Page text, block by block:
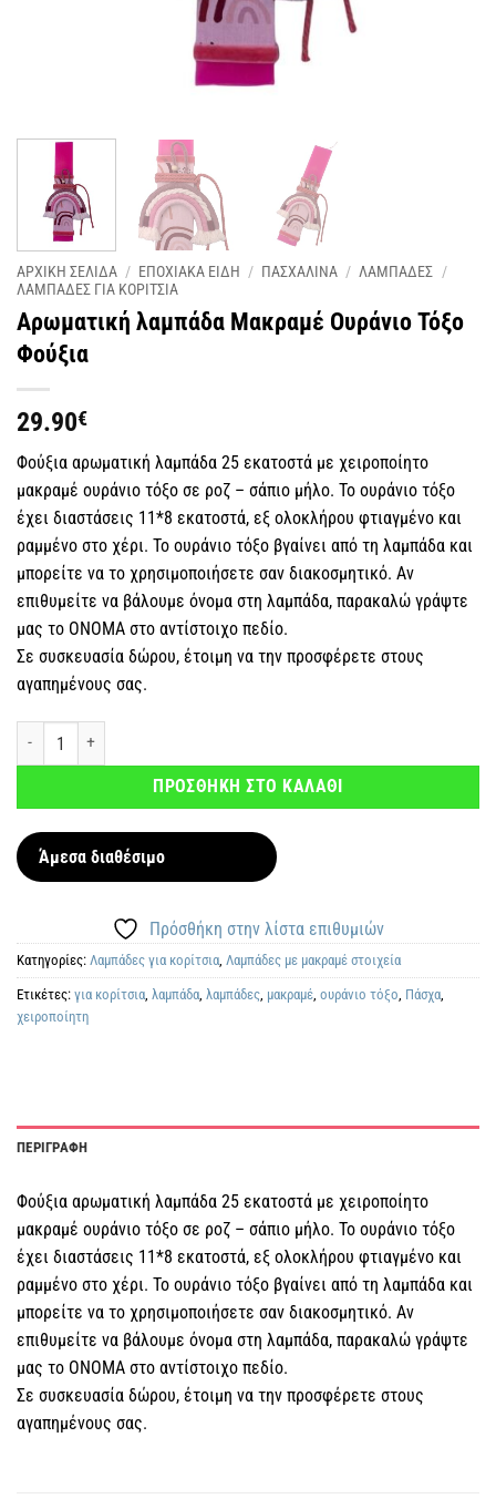
ΑΡΧΙΚΗ ΣΕΛΙΔΑ / ΕΠΟΧΙΑΚΑ ΕΙΔΗ / ΠΑΣΧΑΛΙΝΑ / ΛΑΜΠΑΔΕΣ /
ΛΑΜΠΑΔΕΣ ΓΙΑ ΚΟΡΙΤΣΙΑ
Αρωματική λαμπάδα Μακραμέ Ουράνιο Τόξο
Φούξια
29.90€
Φούξια αρωματική λαμπάδα 25 εκατοστά με χειροποίητο
μακραμέ ουράνιο τόξο σε ροζ – σάπιο μήλο. Το ουράνιο τόξο
έχει διαστάσεις 11*8 εκατοστά, εξ ολοκλήρου φτιαγμένο και
ραμμένο στο χέρι. Το ουράνιο τόξο βγαίνει από τη λαμπάδα και
μπορείτε να το χρησιμοποιήσετε σαν διακοσμητικό. Αν
επιθυμείτε να βάλουμε όνομα στη λαμπάδα, παρακαλώ γράψτε
μας το ΟΝΟΜΑ στο αντίστοιχο πεδίο.
Σε συσκευασία δώρου, έτοιμη να την προσφέρετε στους
αγαπημένους σας.
Αρωματική λαμπάδα Μακραμέ Ουράνιο Τόξο Φούξια ποσότητα
ΠΡΟΣΘΗΚΗ ΣΤΟ ΚΑΛΑΘΙ
Άμεσα διαθέσιμο
Πρόσθήκη στην λίστα επιθυμιών
Κατηγορίες: Λαμπάδες για κορίτσια Λαμπάδες με μακραμέ στοιχεία
Ετικέτες: για κορίτσια λαμπάδα λαμπάδες μακραμέ ουράνιο τόξο Πάσχα
χειροποίητη
ΠΕΡΙΓΡΑΦΗ
Φούξια αρωματική λαμπάδα 25 εκατοστά με χειροποίητο
μακραμέ ουράνιο τόξο σε ροζ – σάπιο μήλο. Το ουράνιο τόξο
έχει διαστάσεις 11*8 εκατοστά, εξ ολοκλήρου φτιαγμένο και
ραμμένο στο χέρι. Το ουράνιο τόξο βγαίνει από τη λαμπάδα και
μπορείτε να το χρησιμοποιήσετε σαν διακοσμητικό. Αν
επιθυμείτε να βάλουμε όνομα στη λαμπάδα, παρακαλώ γράψτε
μας το ΟΝΟΜΑ στο αντίστοιχο πεδίο.
Σε συσκευασία δώρου, έτοιμη να την προσφέρετε στους
αγαπημένους σας.